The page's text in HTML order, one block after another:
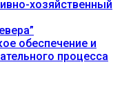
хозяйственный
обеспечение и
процесса